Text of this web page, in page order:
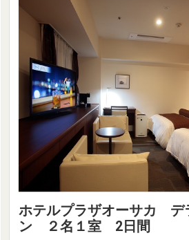
ホテルプラザオーサカ デ
ン ２名１室 2日間